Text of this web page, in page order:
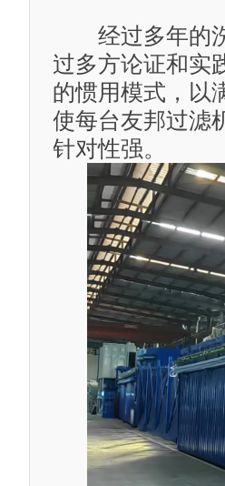
经过多年的洗
过多方论证和实
的惯用模式，以
使每台友邦过滤
针对性强。